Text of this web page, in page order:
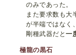
のみであった。
また要求数も大
が半端ではなく、
剛種武器だと一
極龍の黒石